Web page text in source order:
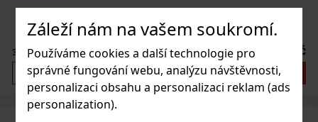
Záleží nám na vašem soukromí.
Používáme cookies a další technologie pro
správné fungování webu, analýzu návštěvnosti,
personalizaci obsahu a personalizaci reklam (ads
personalization).
3 698Kč bez DPH 4 475 Kč
Do košíku